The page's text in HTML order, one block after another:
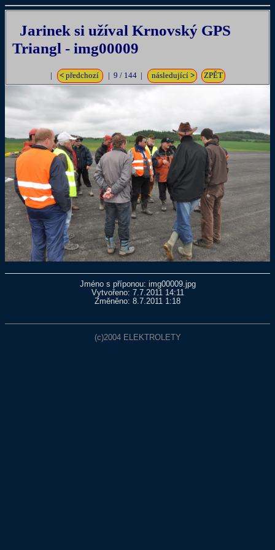
Jarinek si užíval Krnovský GPS
Triangl - img00009
< předchozí | 9 / 144 | následující > ZPĚT
Jméno s příponou: img00009.jpg
Vytvořeno: 7.7.2011 14:11
Změněno: 8.7.2011 1:18
(c)2004 ELEKTROLETY